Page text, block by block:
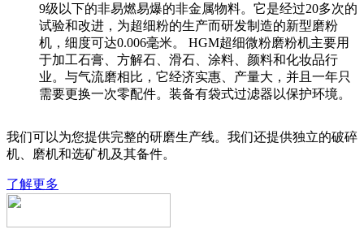
9级以下的非易燃易爆的非金属物料。它是经过20多次的
试验和改进，为超细粉的生产而研发制造的新型磨粉
机，细度可达0.006毫米。 HGM超细微粉磨粉机主要用
于加工石膏、方解石、滑石、涂料、颜料和化妆品行
业。与气流磨相比，它经济实惠、产量大，并且一年只
需要更换一次零配件。装备有袋式过滤器以保护环境。
我们可以为您提供完整的研磨生产线。我们还提供独立的破碎
机、磨机和选矿机及其备件。
了解更多